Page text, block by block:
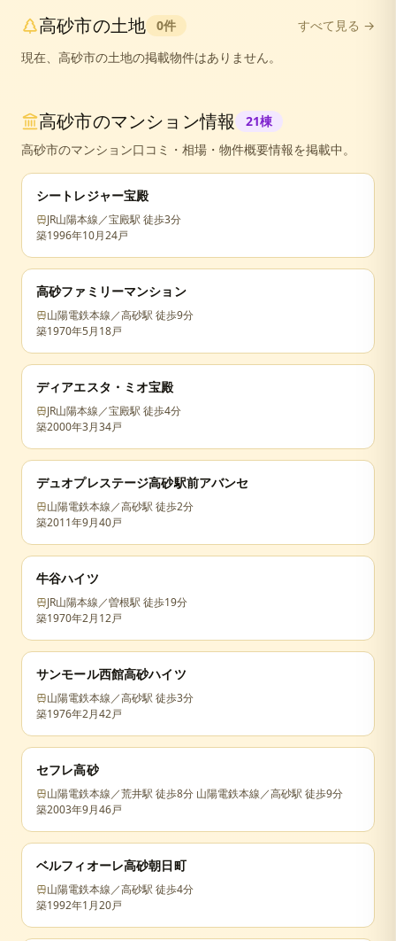
高砂市の土地 0件
すべて見る →
現在、 高砂市の土地の掲載物件はありません。
高砂市のマンション情報 21棟
高砂市のマンション口コミ・相場・物件概要情報を掲載中。
シートレジャー宝殿
JR山陽本線／宝殿駅 徒歩3分
築1996年10月24戸
高砂ファミリーマンション
山陽電鉄本線／高砂駅 徒歩9分
築1970年5月18戸
ディアエスタ・ミオ宝殿
JR山陽本線／宝殿駅 徒歩4分
築2000年3月34戸
デュオプレステージ高砂駅前アバンセ
山陽電鉄本線／高砂駅 徒歩2分
築2011年9月40戸
牛谷ハイツ
JR山陽本線／曽根駅 徒歩19分
築1970年2月12戸
サンモール西館高砂ハイツ
山陽電鉄本線／高砂駅 徒歩3分
築1976年2月42戸
セフレ高砂
山陽電鉄本線／荒井駅 徒歩8分 山陽電鉄本線／高砂駅 徒歩9分
築2003年9月46戸
ベルフィオーレ高砂朝日町
山陽電鉄本線／高砂駅 徒歩4分
築1992年1月20戸